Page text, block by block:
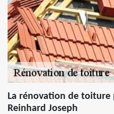
La rénovation de toiture
Reinhard Joseph